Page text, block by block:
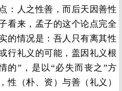
：人之性善，而后天因善性
看来，孟子的这个论点完全
的情况是：吾人只有离其性
行礼义的可能，盖因礼义根
的”，是以“必失而丧之”方
性（朴、资）与善（礼义）